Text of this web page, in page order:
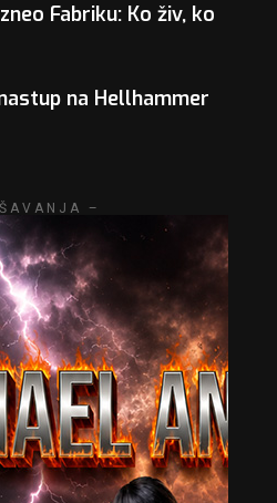
Fabriku: Ko živ, ko
na Hellhammer
–